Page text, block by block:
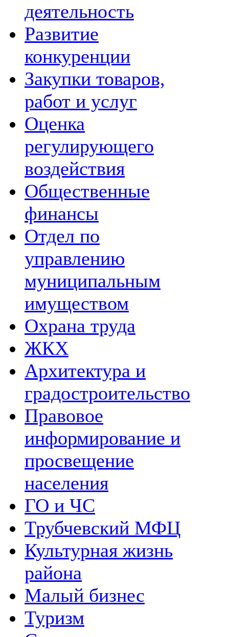
деятельность
Развитие
конкуренции
Закупки товаров,
работ и услуг
Оценка
регулирующего
воздействия
Общественные
финансы
Отдел по
управлению
муниципальным
имуществом
Охрана труда
ЖКХ
Архитектура и
градостроительство
Правовое
информирование и
просвещение
населения
ГО и ЧС
Трубчевский МФЦ
Культурная жизнь
района
Малый бизнес
Туризм